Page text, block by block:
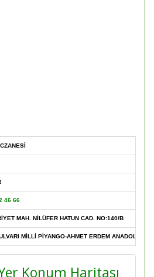
46 66
MAH. NİLÜFER HATUN CAD. NO:140/B
MİLLİ PİYANGO-AHMET ERDEM ANADOLU
Konum Haritası